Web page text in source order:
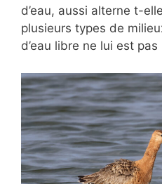
d’eau, aussi alterne t-
plusieurs types de
d’eau libre ne lui est